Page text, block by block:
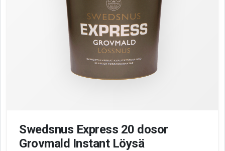
Swedsnus Express 20 dosor
Grovmald Instant Löysä